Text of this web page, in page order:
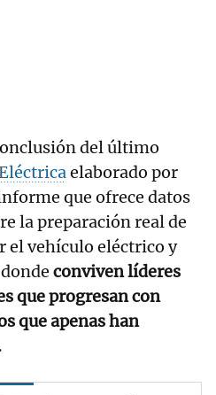
del último
elaborado por
que ofrece datos
la preparación real de
el vehículo eléctrico y
conviven líderes
que progresan con
que apenas han